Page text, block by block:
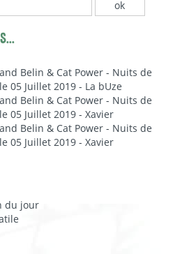
Belin & Cat Power - Nuits de
05 Juillet 2019 - La bUze
Belin & Cat Power - Nuits de
05 Juillet 2019 - Xavier
Belin & Cat Power - Nuits de
05 Juillet 2019 - Xavier
du jour